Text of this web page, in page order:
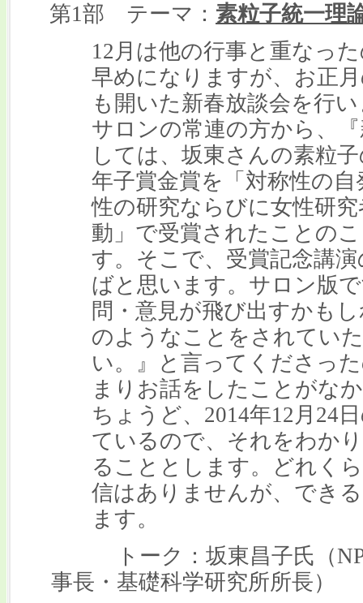
第1部 テーマ： 素粒子統一理
12月は他の行事と重なっ
早めになりますが、お正
も開いた新春放談会を行
サロンの常連の方から、
しては、坂東さんの素粒
年子賞金賞を「対称性の
性の研究ならびに女性研
動」で受賞されたことの
す。そこで、受賞記念講
ばと思います。サロン版
問・意見が飛び出すかも
のようなことをされてい
い。』と言ってくださっ
まりお話をしたことがな
ちょうど、2014年12月24
ているので、それをわか
ることとします。どれく
信はありませんが、でき
ます。
トーク：坂東昌子氏（
事長・基礎科学研究所所長）